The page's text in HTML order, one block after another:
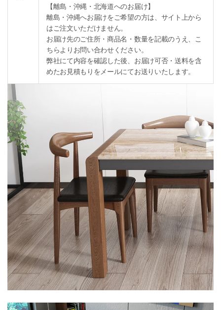
【離島・沖縄・北海道へのお届け】
離島・沖縄へお届けをご希望の方は、サイト上から
はご注文いただけません。
お届け先のご住所・商品名・数量を記載のうえ、こ
ちらよりお問い合わせください。
弊社にて内容を確認した後、お届け可否・送料を含
めたお見積もりをメールにてお送りいたします。